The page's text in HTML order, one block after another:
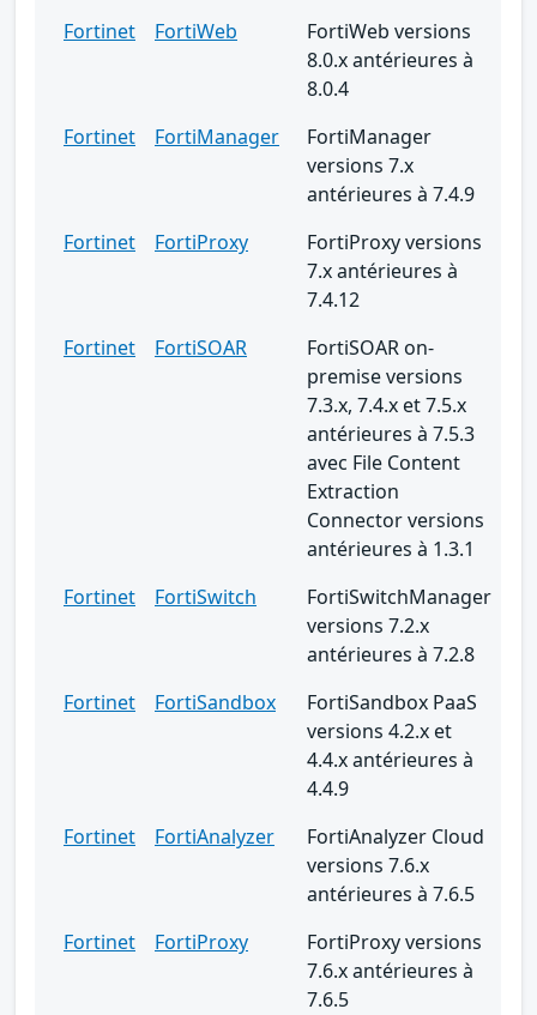
Fortinet FortiWeb
FortiWeb versions
8.0.x antérieures à
8.0.4
Fortinet
FortiManager
FortiManager
versions 7.x
antérieures à 7.4.9
Fortinet
FortiProxy
FortiProxy versions
7.x antérieures à
7.4.12
Fortinet
FortiSOAR
FortiSOAR on-
premise versions
7.3.x, 7.4.x et 7.5.x
antérieures à 7.5.3
avec File Content
Extraction
Connector versions
antérieures à 1.3.1
Fortinet
FortiSwitch
FortiSwitchManager
versions 7.2.x
antérieures à 7.2.8
Fortinet
FortiSandbox
FortiSandbox PaaS
versions 4.2.x et
4.4.x antérieures à
4.4.9
Fortinet
FortiAnalyzer
FortiAnalyzer Cloud
versions 7.6.x
antérieures à 7.6.5
Fortinet
FortiProxy
FortiProxy versions
7.6.x antérieures à
7.6.5